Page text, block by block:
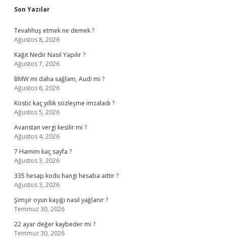
Sidebar
Son Yazılar
Tevahhuş etmek ne demek ?
Ağustos 8, 2026
Kağıt Nedir Nasıl Yapılır ?
Ağustos 7, 2026
BMW mi daha sağlam, Audi mi ?
Ağustos 6, 2026
Kostić kaç yıllık sözleşme imzaladı ?
Ağustos 5, 2026
Avanstan vergi kesilir mi ?
Ağustos 4, 2026
7 Hamim kaç sayfa ?
Ağustos 3, 2026
335 hesap kodu hangi hesaba aittir ?
Ağustos 3, 2026
Şimşir oyun kaşığı nasıl yağlanır ?
Temmuz 30, 2026
22 ayar değer kaybeder mi ?
Temmuz 30, 2026